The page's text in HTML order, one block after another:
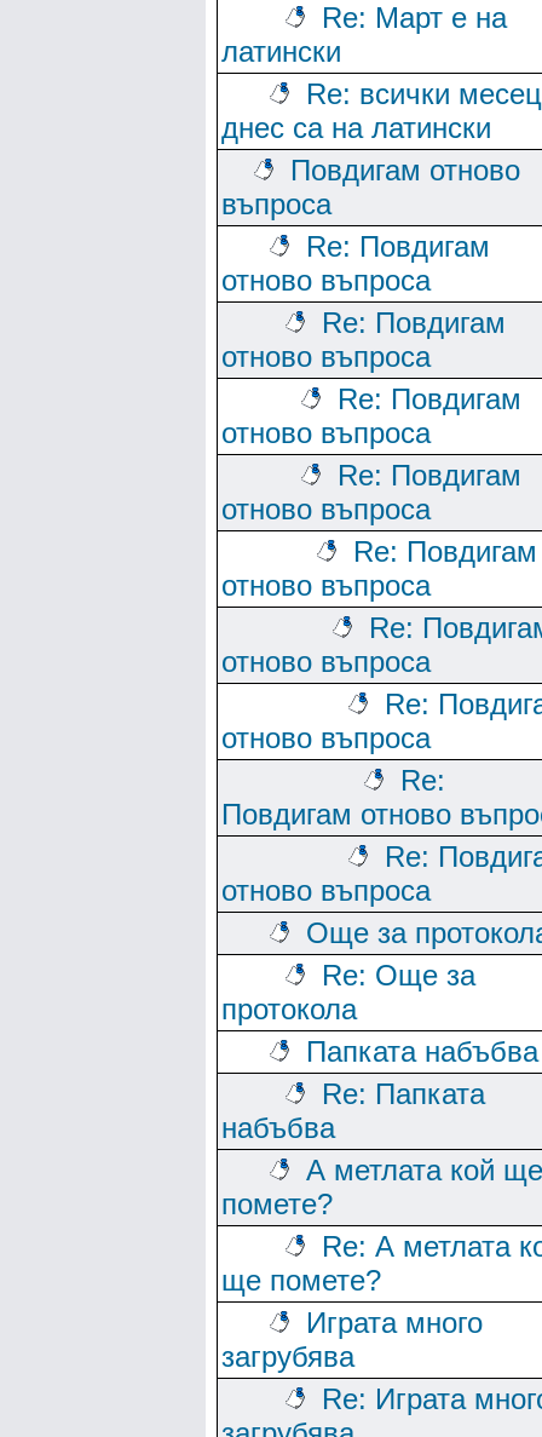
Re: Март е на
латински
Re: всички
днес са на латински
Повдигам отново
въпроса
Re: Повдигам
отново въпроса
Re: Повдигам
отново въпроса
Re: Повдигам
отново въпроса
Re: Повдигам
отново въпроса
Re: Повдигам
отново въпроса
Re:
отново въпроса
Re:
отново въпроса
Re:
Повдигам отново
Re:
отново въпроса
Още за
Re: Още за
протокола
Папката набъбва
Re: Папката
набъбва
А метлата кой ще
помете?
Re: А метлата
ще помете?
Играта много
загрубява
Re: Играта